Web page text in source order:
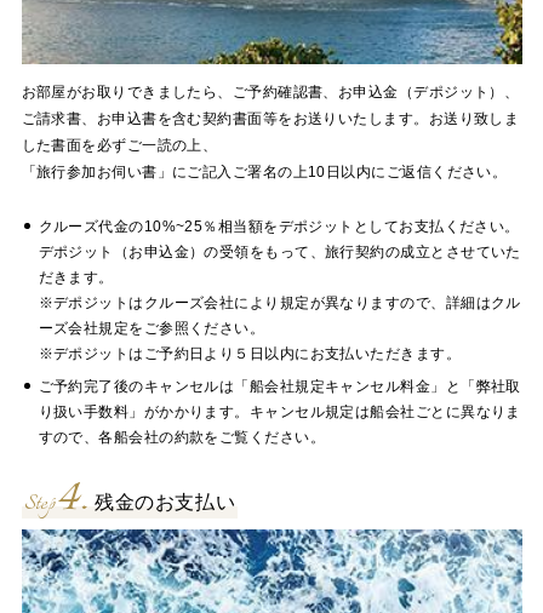
お部屋がお取りできましたら、ご予約確認書、お申込金（デポジット）、
ご請求書、お申込書を含む契約書面等をお送りいたします。お送り致しま
した書面を必ずご一読の上、
「旅行参加お伺い書」にご記入ご署名の上10日以内にご返信ください。
クルーズ代金の10%~25％相当額をデポジットとしてお支払ください。
デポジット（お申込金）の受領をもって、旅行契約の成立とさせていた
だきます。
※デポジットはクルーズ会社により規定が異なりますので、詳細はクル
ーズ会社規定をご参照ください。
※デポジットはご予約日より５日以内にお支払いただきます。
ご予約完了後のキャンセルは「船会社規定キャンセル料金」と「弊社取
り扱い手数料」がかかります。キャンセル規定は船会社ごとに異なりま
すので、各船会社の約款をご覧ください。
Step4. 残金のお支払い